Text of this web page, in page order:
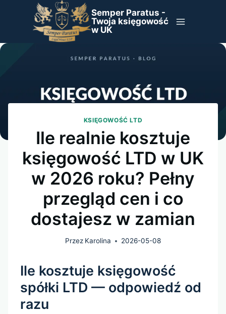
Semper Paratus -
Twoja księgowość
w UK
KSIĘGOWOŚĆ LTD
Ile realnie kosztuje
księgowość LTD w UK
w 2026 roku? Pełny
przegląd cen i co
dostajesz w zamian
Przez Karolina 2026-05-08
Ile kosztuje księgowość
spółki LTD — odpowiedź od
razu